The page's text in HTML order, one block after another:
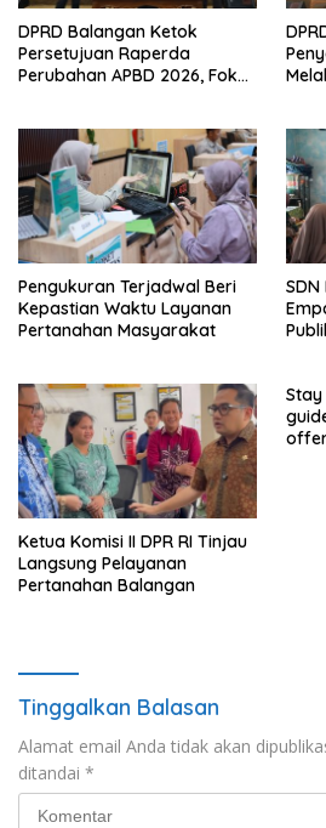
DPRD Balangan Ketok
Persetujuan Raperda
Perubahan APBD 2026, Fokus
Pengukuran Terjadwal Beri
Kepastian Waktu Layanan
Pertanahan Masyarakat
Ketua Komisi II DPR RI Tinjau
Langsung Pelayanan
Pertanahan Balangan
Stay
Tinggalkan Balasan
Alamat email Anda tidak akan
ditandai *